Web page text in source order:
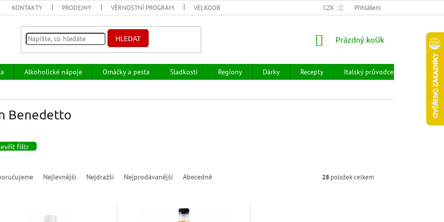
KONTAKTY PRODEJNY VĚRNOSTNÍ PROGRAM VELKOOBCHOD HODNOCENÍ OBCHODU OBCHODNÍ PODMÍNKY
CZK Přihlášení
HLEDAT
NÁKUPNÍ
Prázdný košík
Alkoholické nápoje Omáčky a pesta Sladkosti Regiony Dárky Recepty Italský průvodce
Prodejny
Benedetto
filtr
Nejlevnější Nejdražší Nejprodávanější Abecedně 28 položek celkem